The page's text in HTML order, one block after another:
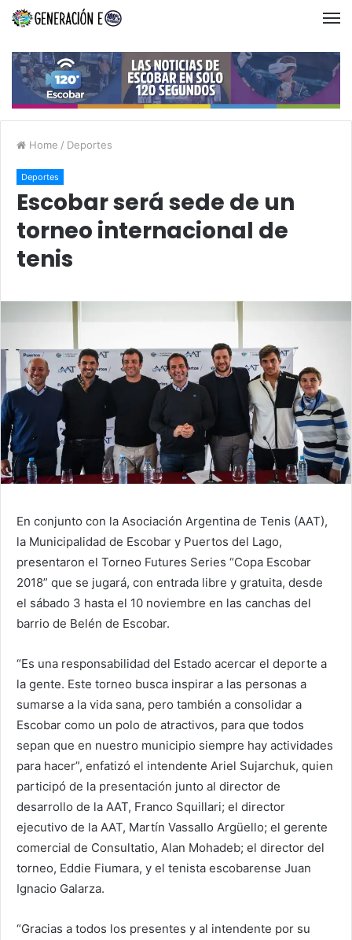
Home / Deportes
Deportes
Escobar será sede de un
torneo internacional de
tenis
En conjunto con la Asociación Argentina de Tenis (AAT),
la Municipalidad de Escobar y Puertos del Lago,
presentaron el Torneo Futures Series “Copa Escobar
2018” que se jugará, con entrada libre y gratuita, desde
el sábado 3 hasta el 10 noviembre en las canchas del
barrio de Belén de Escobar.
“Es una responsabilidad del Estado acercar el deporte a
la gente. Este torneo busca inspirar a las personas a
sumarse a la vida sana, pero también a consolidar a
Escobar como un polo de atractivos, para que todos
sepan que en nuestro municipio siempre hay actividades
para hacer”, enfatizó el intendente Ariel Sujarchuk, quien
participó de la presentación junto al director de
desarrollo de la AAT, Franco Squillari; el director
ejecutivo de la AAT, Martín Vassallo Argüello; el gerente
comercial de Consultatio, Alan Mohadeb; el director del
torneo, Eddie Fiumara, y el tenista escobarense Juan
Ignacio Galarza.
“Gracias a todos los presentes y al intendente por su